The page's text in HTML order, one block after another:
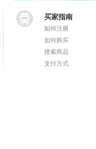
买家指南
如何注册
如何购买
搜索商品
支付方式